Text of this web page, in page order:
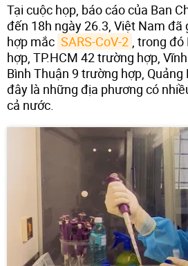
Tại cuộc họp, báo cáo của Ban
đến 18h ngày 26.3, Việt Nam đã
hợp mắc SARS-CoV-2 , trong đó
hợp, TP.HCM 42 trường hợp,
Bình Thuận 9 trường hợp,
đây là những địa phương có
cả nước.